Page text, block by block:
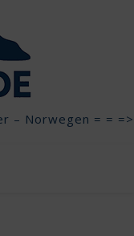
– Norwegen = = =>